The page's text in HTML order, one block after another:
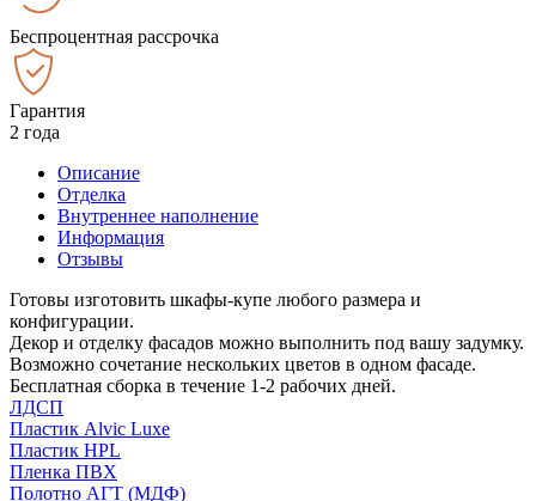
Беспроцентная рассрочка
Гарантия
2 года
Описание
Отделка
Внутреннее наполнение
Информация
Отзывы
Готовы изготовить шкафы-купе любого размера и
конфигурации.
Декор и отделку фасадов можно выполнить под вашу задумку.
Возможно сочетание нескольких цветов в одном фасаде.
Бесплатная сборка в течение 1-2 рабочих дней.
ЛДСП
Пластик Alvic Luxe
Пластик HPL
Пленка ПВХ
Полотно АГТ (МДФ)